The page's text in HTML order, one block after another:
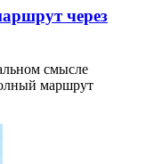
через
смысле
маршрут